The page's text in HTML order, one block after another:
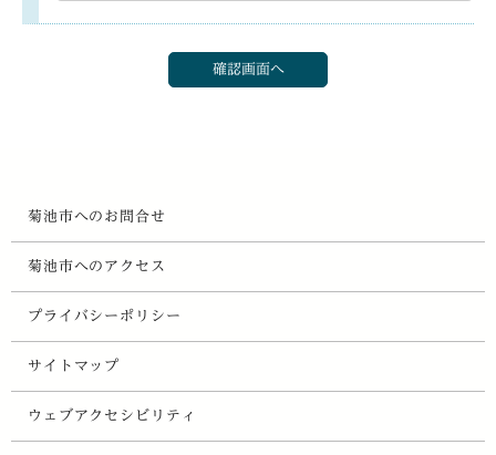
菊池市へのお問合せ
菊池市へのアクセス
プライバシーポリシー
サイトマップ
ウェブアクセシビリティ